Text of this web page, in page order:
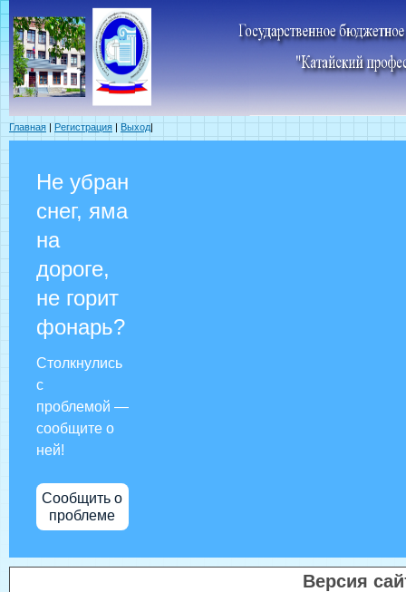
Главная | Регистрация | Выход|
Не убран
снег, яма
на
дороге,
не горит
фонарь?
Столкнулись
с
проблемой —
сообщите о
ней!
Сообщить о
проблеме
Версия